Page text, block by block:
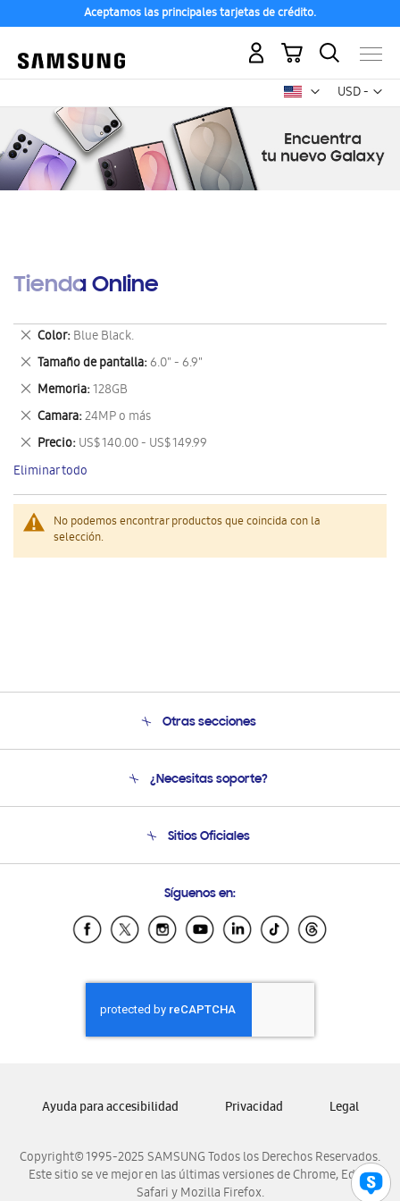
Aceptamos las principales tarjetas de crédito.
USD -
dólar
Mi carrito
Tienda Online
No podemos encontrar productos que coincida con la
selección.
Color Blue Black.
Eliminar
este
artículo
Tamaño de pantalla 6.0" - 6.9"
Eliminar
este
artículo
Memoria 128GB
Eliminar
este
artículo
Camara 24MP o más
Eliminar
este
artículo
Precio US$ 140.00 - US$ 149.99
Eliminar
este
artículo
Eliminar todo
Otras secciones
Soporte
Condiciones de Compra
¿Necesitas soporte?
Soporte vía eMail
Sitios Oficiales
Samsung Ecuador
Samsung El Salvador
Samsung Honduras
Samsung Nicaragua
Samsung Panamá
Samsung Venezuela
Síguenos en:
Copyright© 1995-2025 SAMSUNG Todos los Derechos Reservados.
Este sitio se ve mejor en las últimas versiones de Chrome, Edge,
Safari y Mozilla Firefox.
Ayuda para accesibilidad Privacidad Legal